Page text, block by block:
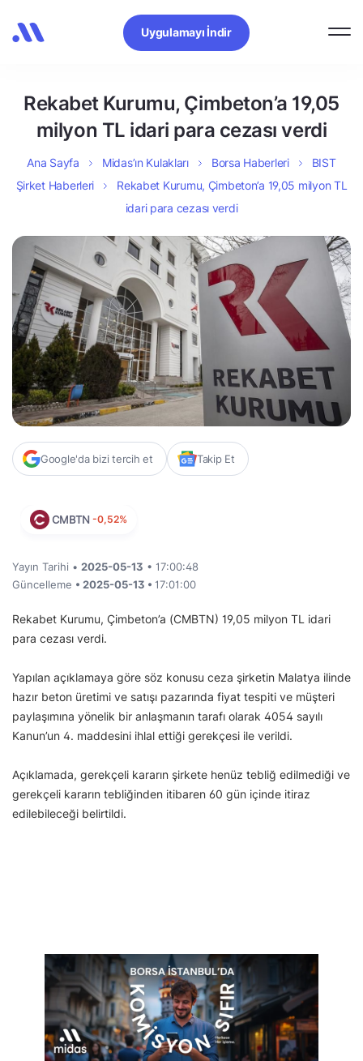
Uygulamayı İndir
Rekabet Kurumu, Çimbeton’a 19,05
milyon TL idari para cezası verdi
Ana Sayfa Midas’ın Kulakları Borsa Haberleri
BIST
Şirket Haberleri
Rekabet Kurumu, Çimbeton’a 19,05 milyon TL
idari para cezası verdi
Google'da bizi tercih et Takip Et
CMBTN -0,52%
Yayın Tarihi • 2025-05-13 • 17:00:48
Güncelleme • 2025-05-13 • 17:01:00
Rekabet Kurumu, Çimbeton’a (CMBTN) 19,05 milyon TL idari
para cezası verdi.
Yapılan açıklamaya göre söz konusu ceza şirketin Malatya ilinde
hazır beton üretimi ve satışı pazarında fiyat tespiti ve müşteri
paylaşımına yönelik bir anlaşmanın tarafı olarak 4054 sayılı
Kanun’un 4. maddesini ihlal ettiği gerekçesi ile verildi.
Açıklamada, gerekçeli kararın şirkete henüz tebliğ edilmediği ve
gerekçeli kararın tebliğinden itibaren 60 gün içinde itiraz
edilebileceği belirtildi.